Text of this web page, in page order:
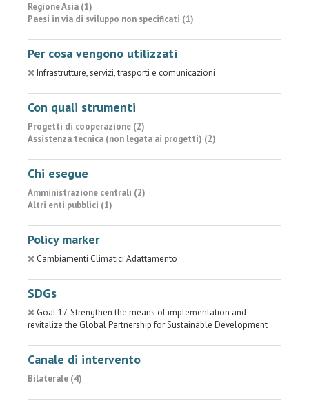
Regione Asia (1)
Paesi in via di sviluppo non specificati (1)
Per cosa vengono utilizzati
Infrastrutture, servizi, trasporti e comunicazioni
Con quali strumenti
Progetti di cooperazione (2)
Assistenza tecnica (non legata ai progetti) (2)
Chi esegue
Amministrazione centrali (2)
Altri enti pubblici (1)
Policy marker
Cambiamenti Climatici Adattamento
SDGs
Goal 17. Strengthen the means of implementation and
revitalize the Global Partnership for Sustainable Development
Canale di intervento
Bilaterale (4)